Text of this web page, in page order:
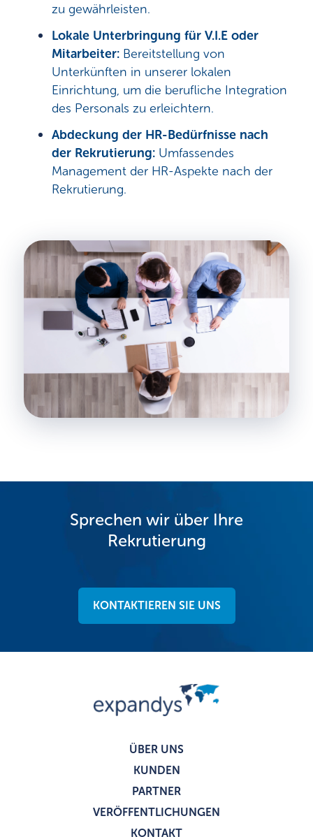
zu gewährleisten.
Lokale Unterbringung für V.I.E oder
Mitarbeiter: Bereitstellung von
Unterkünften in unserer lokalen
Einrichtung, um die berufliche Integration
des Personals zu erleichtern.
Abdeckung der HR-Bedürfnisse nach
der Rekrutierung:Umfassendes
Management der HR-Aspekte nach der
Rekrutierung.
Sprechen wir über Ihre
Rekrutierung
KONTAKTIEREN SIE UNS
ÜBER UNS
KUNDEN
PARTNER
VERÖFFENTLICHUNGEN
KONTAKT